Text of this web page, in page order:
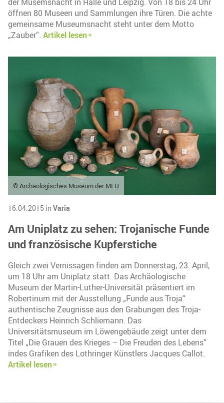
öffnen 80 Museen und Sammlungen ihre Türen. Die achte
gemeinsame Museumsnacht steht unter dem Motto
„Zauber“. Artikel lesen
© Archäologisches Museum der MLU
16.04.2015 in Varia
Am Uniplatz zu sehen: Trojanische Funde
und französische Kupferstiche
Gleich zwei Vernissagen finden am Donnerstag, 23. April,
um 18 Uhr am Uniplatz statt. Das Archäologische
Museum der Martin-Luther-Universität präsentiert im
Robertinum mit der Ausstellung „Funde aus Troja“
authentische Zeugnisse aus den Grabungen des Troja-
Entdeckers Heinrich Schliemann. Das
Universitätsmuseum im Löwengebäude zeigt unter dem
Titel „Die Grauen des Krieges – Die Freuden des Lebens“
indes Grafiken des Lothringer Künstlers Jacques Callot.
Artikel lesen